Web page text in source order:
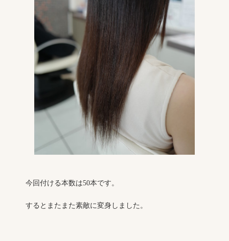
今回付ける本数は50本です。
するとまたまた素敵に変身しました。